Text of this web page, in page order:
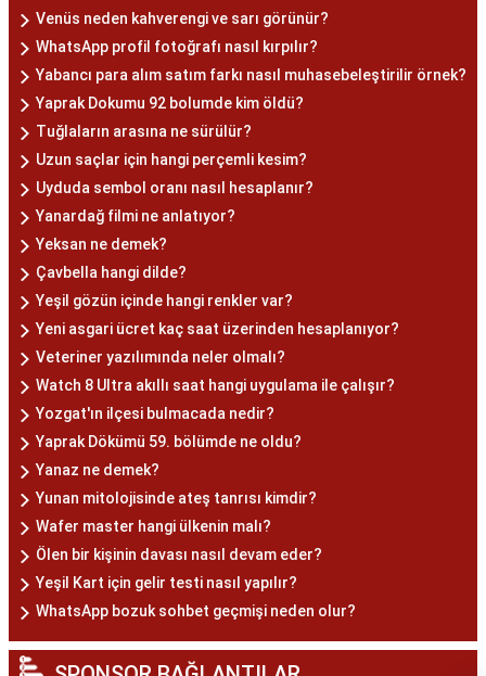
Venüs neden kahverengi ve sarı görünür?
WhatsApp profil fotoğrafı nasıl kırpılır?
Yabancı para alım satım farkı nasıl muhasebeleştirilir örnek?
Yaprak Dokumu 92 bolumde kim öldü?
Tuğlaların arasına ne sürülür?
Uzun saçlar için hangi perçemli kesim?
Uyduda sembol oranı nasıl hesaplanır?
Yanardağ filmi ne anlatıyor?
Yeksan ne demek?
Çavbella hangi dilde?
Yeşil gözün içinde hangi renkler var?
Yeni asgari ücret kaç saat üzerinden hesaplanıyor?
Veteriner yazılımında neler olmalı?
Watch 8 Ultra akıllı saat hangi uygulama ile çalışır?
Yozgat'ın ilçesi bulmacada nedir?
Yaprak Dökümü 59. bölümde ne oldu?
Yanaz ne demek?
Yunan mitolojisinde ateş tanrısı kimdir?
Wafer master hangi ülkenin malı?
Ölen bir kişinin davası nasıl devam eder?
Yeşil Kart için gelir testi nasıl yapılır?
WhatsApp bozuk sohbet geçmişi neden olur?